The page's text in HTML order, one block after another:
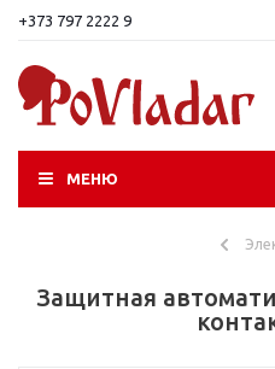
+373 797 2222 9
МЕНЮ
Защитная